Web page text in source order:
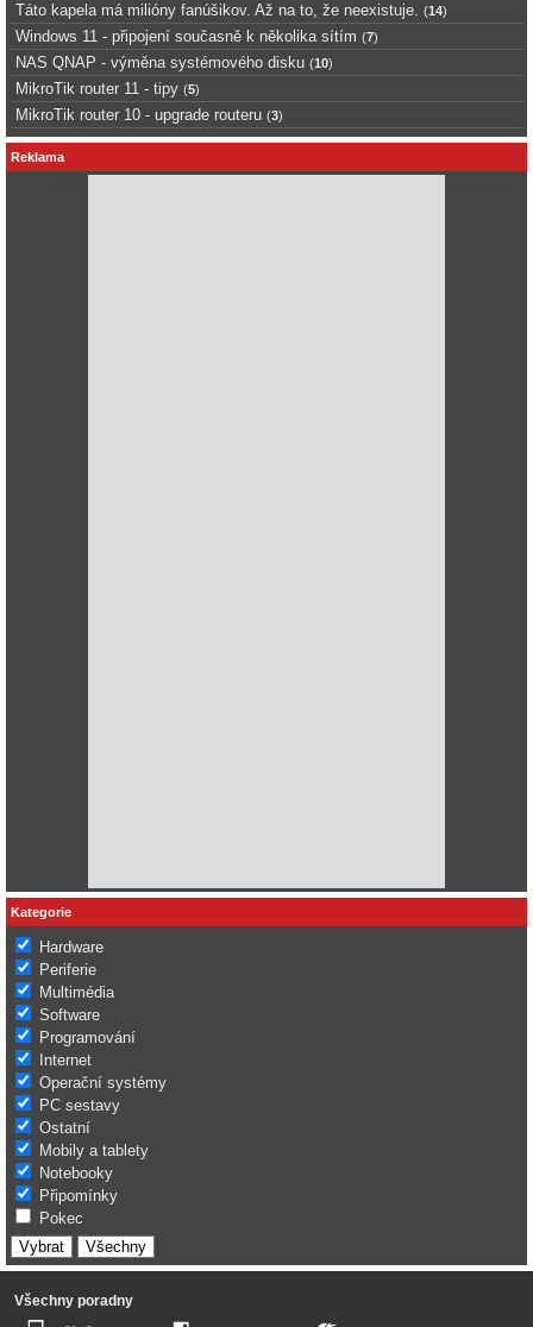
Táto kapela má milióny fanúšikov. Až na to, že neexistuje. (14)
Windows 11 - připojení současně k několika sítím (7)
NAS QNAP - výměna systémového disku (10)
MikroTik router 11 - tipy (5)
MikroTik router 10 - upgrade routeru (3)
Reklama
Kategorie
Hardware
Periferie
Multimédia
Software
Programování
Internet
Operační systémy
PC sestavy
Ostatní
Mobily a tablety
Notebooky
Připomínky
Pokec
Všechny poradny